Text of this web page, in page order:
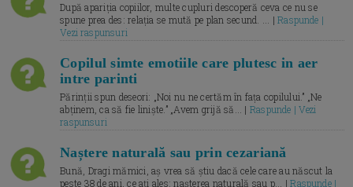
După apariția copiilor, multe cupluri descoperă ceva ce nu se
spune prea des: relația se mută pe plan secund. ... |Raspunde |
Vezi raspunsuri
Copilul simte emotiile care plutesc in aer
intre parinti
Părinții spun deseori: „Noi nu ne certăm în fața copilului.” „Ne
abținem, ca să fie liniște.” „Avem grijă să... | Raspunde | Vezi
raspunsuri
Naștere naturală sau prin cezariană
Bună, Dragi mămici, aș vrea să știu dacă cele care au născut la
peste 38 de ani, ce ați ales: nașterea naturală sau p... |Raspunde |